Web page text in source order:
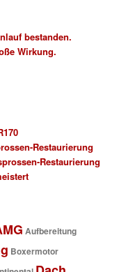
bestanden.
Wirkung.
Restaurierung
Restaurierung
Aufbereitung
Boxermotor